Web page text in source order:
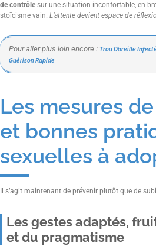
de contrôle sur une situation inconfortable, en
stoïcisme vain. L’attente devient espace de
Pour aller plus loin encore : Trou D’oreille
Guérison Rapide
Les mesures
et bonnes
sexuelles à
Il s’agit maintenant de prévenir plutôt que de
Les gestes adaptés,
et du pragmatisme